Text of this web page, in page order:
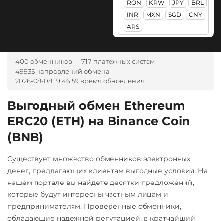
Tezos (XTZ)
Tron (TRX)
TrueUSD (TUSD)
TRUMP
ERC20
USD Coin (USDC)
ERC20 BEP20
SOL
Polygon
ARB OP
PancakeSwap (CAKE)
Pax Dollar (USDP)
Pepe
Pol (ex-MATIC)
Qtum
Ravencoin (RVN)
Shib
ERC20 BEP20
Solana (SOL)
StableUSD (USDS)
Авангард RUB
Ак Барс Банк RUB
RUB
UAH
Беларусбанк BYN
ВТБ Банк RUB
Газпромбанк RUB
Карта Unionpay CNY
Карта UZCARD UZS
Карта МИР RUB
RON
KRW JPY
BRL
INR
MXN SGD
CNY
ARS
400 обменников
717 платежных систем
49935 направлений обмена
2026-08-08 19:46:59 время обновления
Выгодный обмен Ethereum
ERC20 (ETH) на Binance Coin
(BNB)
Существует множество обменников электронных
денег, предлагающих клиентам выгодные условия. На
нашем портале вы найдете десятки предложений,
которые будут интересны частным лицам и
предпринимателям. Проверенные обменники,
обладающие надежной репутацией, в кратчайший